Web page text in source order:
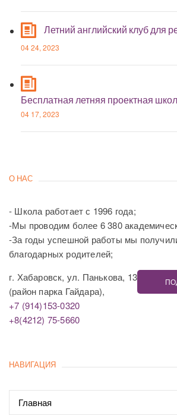
Летний английский клуб для
04 24, 2023
Бесплатная летняя проектная
04 17, 2023
О НАС
- Школа работает с 1996 года;
-Мы проводим более 6 380
-За годы успешной работы мы
благодарных родителей;
г. Хабаровск, ул. Панькова, 13
(район парка Гайдара),
+7 (914)153-0320
+8(4212) 75-5660
НАВИГАЦИЯ
Главная